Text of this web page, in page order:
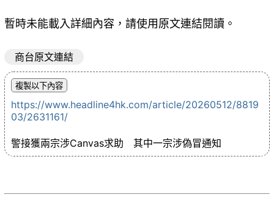
暫時未能載入詳細內容，請使用原文連結閱讀。
商台原文連結
https://www.headline4hk.com/article/20260512/8819
03/2631161/
警接獲兩宗涉Canvas求助 其中一宗涉偽冒通知